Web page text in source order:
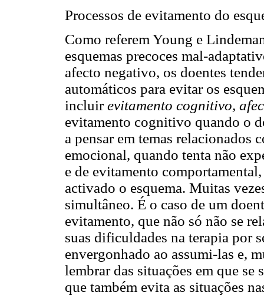
Processos de evitamento do
Como referem Young e
esquemas precoces mal-
afecto negativo, os doentes
automáticos para evitar os
incluirevitamento cognitivo,
evitamento cognitivo quando o
a pensar em temas relacionados
emocional, quando tenta não
e de evitamento
activado o esquema. Muitas
simultâneo. É o caso de um
evitamento, que não só não se
suas dificuldades na terapia
envergonhado ao assumi-las e,
lembrar das situações em que se
que também evita as situações